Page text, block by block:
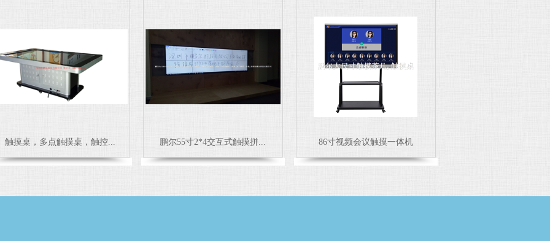
触摸桌，多点触摸桌，触控... 鹏尔55寸2*4交互式触摸拼... 86寸视频会议触摸一体机